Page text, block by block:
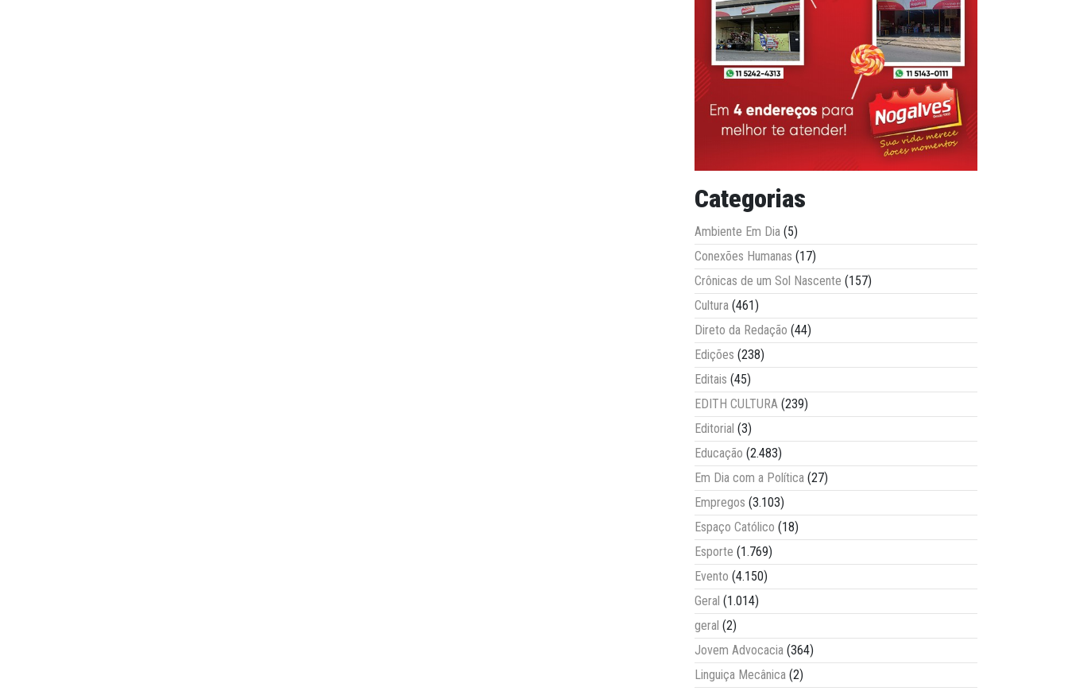
Categorias
Ambiente Em Dia (5)
Conexões Humanas (17)
Crônicas de um Sol Nascente (157)
Cultura (461)
Direto da Redação (44)
Edições (238)
Editais (45)
EDITH CULTURA (239)
Editorial (3)
Educação (2.483)
Em Dia com a Política (27)
Empregos (3.103)
Espaço Católico (18)
Esporte (1.769)
Evento (4.150)
Geral (1.014)
geral (2)
Jovem Advocacia (364)
Linguiça Mecânica (2)